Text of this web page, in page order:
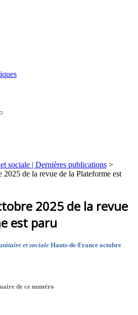
sociale | Dernières publications >
2025 de la revue de la Plateforme est
2025 de la revue
est paru
et socialeHauts-de-France octobre
de ce numéro